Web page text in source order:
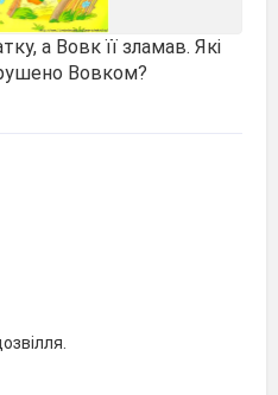
а Вовк її зламав. Які
Вовком?